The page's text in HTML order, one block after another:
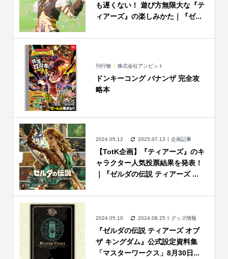
も遅くない！ 遊び方無限大な『テ
ィアーズ』の楽しみかた｜『ゼ...
刊行物 株式会社アンビット
ドンキーコング バナンザ 完全攻
略本
2024.05.12 2025.07.13 企画記事
【TotK企画】『ティアーズ』のキ
ャラクター人気投票結果を発表！
｜『ゼルダの伝説 ティアーズ ...
2024.05.10 2024.08.25 グッズ情報
『ゼルダの伝説 ティアーズ オブ
ザ キングダム』公式設定資料集
「マスターワークス」8月30日...